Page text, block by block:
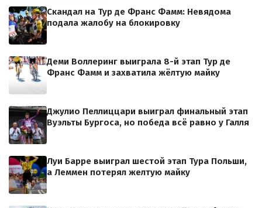
Скандал на Тур де Франс Фамм: Невядома
подала жалобу на блокировку
Деми Воллеринг выиграла 8-й этап Тур де
Франс Фамм и захватила жёлтую майку
Джулио Пеллиццари выиграл финальный этап
Вуэльты Бургоса, но победа всё равно у Галля
Луи Барре выиграл шестой этап Тура Польши,
а Леммен потерял желтую майку